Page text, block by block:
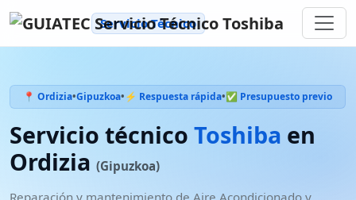
Servicio Técnico
📍 Ordizia•Gipuzkoa•⚡ Respuesta rápida•✅ Presupuesto previo
Servicio técnico Toshiba en
Ordizia (Gipuzkoa)
Reparación y mantenimiento de Aire Acondicionado y